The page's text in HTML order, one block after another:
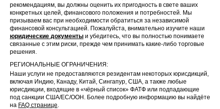
рекомендациям, вы должны оценить их пригодность в свете ваших
конкретных целей, финансового положения и потребностей. Мы
призываем вас при необходимости обратиться за независимой
финансовой консультацией. Пожалуйста, внимательно изучите наши
юридические документы и убедитесь, что вы полностью понимаете
связанные с этим риски, прежде чем принимать какие-либо торговые
решения.
РЕГИОНАЛЬНЫЕ ОГРАНИЧЕНИЯ:
Наши услуги не предоставляются резидентам некоторых юрисдикций,
включая Индию, Канаду, Китай, Сингапур, США, а также любые
юрисдикции, входящие в «чёрный список» ФАТФ или подпадающие
под санкции США/ЕС/ООН. Более подробную информацию вы найдёте
на FAQ странице.